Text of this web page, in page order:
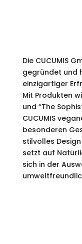
Die CUCUMIS
gegründet und
einzigartiger
Mit Produkten
und “The
CUCUMIS
besonderen
stilvolles
setzt auf
sich in der